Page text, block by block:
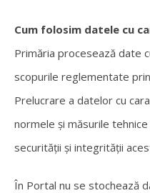
Cum folosim datele cu
Primăria procesează date
scopurile reglementate
Prelucrare a datelor cu
normele și măsurile
securității și integrității
În Portal nu se stochează